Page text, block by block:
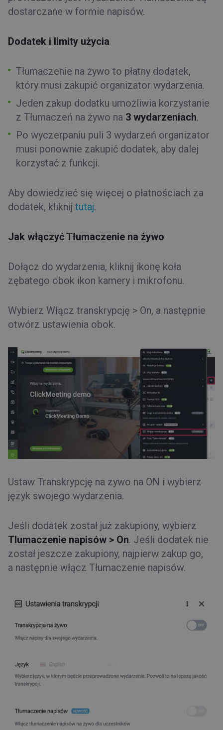
dostarczane w formie napisów.
Dodatek i limity użycia
Tłumaczenie na żywo to płatny dodatek,
który musi zakupić organizator wydarzenia.
Jeden zakup dodatku umożliwia korzystanie
z Tłumaczeń na żywo na 3 wydarzeniach.
Po wyczerpaniu puli 3 wydarzeń organizator
musi ponownie zakupić dodatek, aby dalej
korzystać z funkcji.
Aby dowiedzieć się więcej o płatnościach za
dodatek, kliknij tutaj.
Jak włączyć Tłumaczenie na żywo
Dołącz do wydarzenia, kliknij ikonę koła
zębatego obok ikon kamery i mikrofonu.
Wybierz Włącz transkrypcję > On, a następnie
otwórz ustawienia obok.
Ustaw Transkrypcję na zywo na ON i wybierz
język swojego wydarzenia.
Jeśli dodatek został już zakupiony, wybierz
Tlumaczenie napisów > On. Jeśli dodatek nie
został jeszcze zakupiony, najpierw zakup go,
a następnie włącz Tłumaczenie napisów.